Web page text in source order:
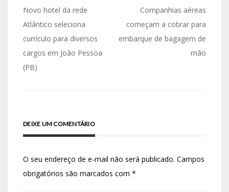
Novo hotel da rede
Atlântico seleciona
currículo para diversos
cargos em João Pessoa
(PB)
Companhias aéreas
começam a cobrar para
embarque de bagagem de
mão
DEIXE UM COMENTÁRIO
O seu endereço de e-mail não será publicado. Campos
obrigatórios são marcados com *